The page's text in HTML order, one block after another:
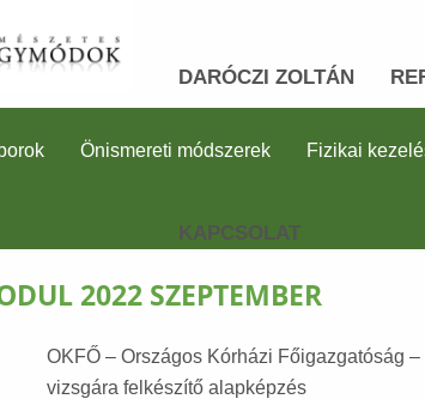
DARÓCZI ZOLTÁN
KAPCSOLAT
Önismereti módszerek Fizikai
2022 SZEPTEMBER
OKFŐ – Országos Kórházi Főigazgatóság –
vizsgára felkészítő alapképzés